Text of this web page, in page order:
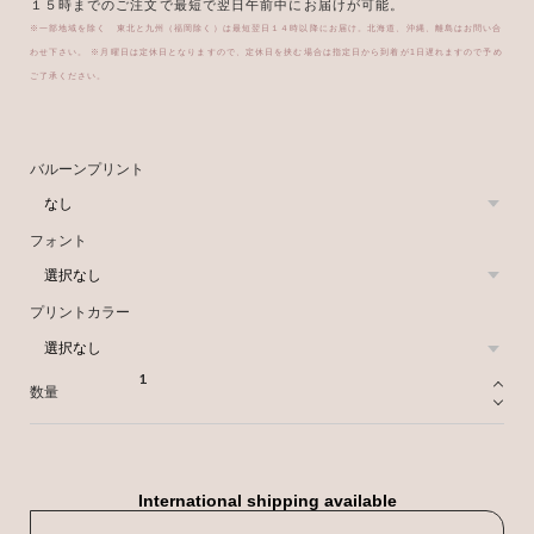
１５時までのご注文で最短で翌日午前中にお届けが可能。
※一部地域を除く 東北と九州（福岡除く）は最短翌日１４時以降にお届け。北海道、沖縄、離島はお問い合
わせ下さい。 ※月曜日は定休日となりますので、定休日を挟む場合は指定日から到着が1日遅れますので予め
ご了承ください。
バルーンプリント
フォント
プリントカラー
数量
International shipping available